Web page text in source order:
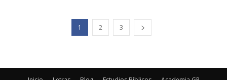
1 2 3